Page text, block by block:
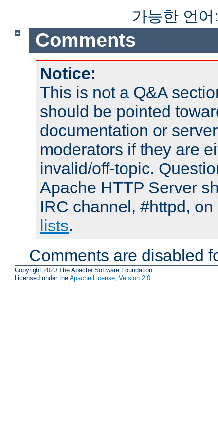
가능한 언
Comments
Notice:
This is not a Q&A
should be pointed
documentation or
moderators if they are
invalid/off-topic.
Apache HTTP Server
IRC channel, #httpd,
lists.
Comments are disabled
Copyright 2020 The Apache Software Foundation.
Licensed under the Apache License, Version 2.0.